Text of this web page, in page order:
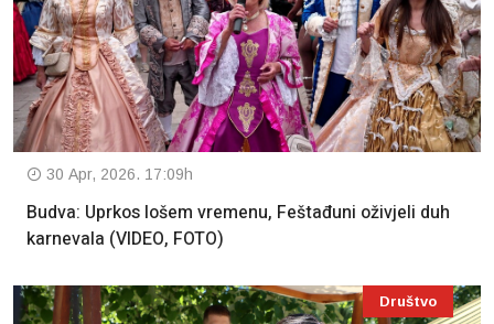
30 Apr, 2026. 17:09h
Budva: Uprkos lošem vremenu, Feštađuni oživjeli duh
karnevala (VIDEO, FOTO)
Društvo